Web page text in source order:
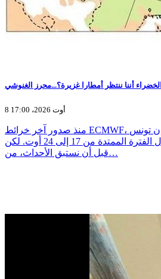
أننا ننتظر أمطارا غزيرة؟...محرز الغنوشي
8 أوت 2026، 17:00
منذ صدور آخر خرائط ECMWF، انتشرت تفسيرات تقول إن تونس
ستشهد أمطارًا غزيرة خلال الفترة الممتدة من 17 إلى 24 أوت. لكن
قبل أن نستبق الأحداث، من…